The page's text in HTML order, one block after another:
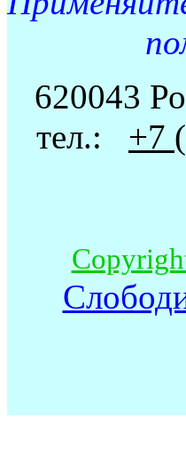
620043
тел.: +7